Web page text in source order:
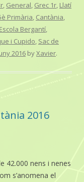
, General, Grec 1r, Llatí
Primària, Cantània,
Escola Bergantí,
i Cupido, Sac de
2016 byXavier.
2016
42.000 nens i nenes
s’anomena el